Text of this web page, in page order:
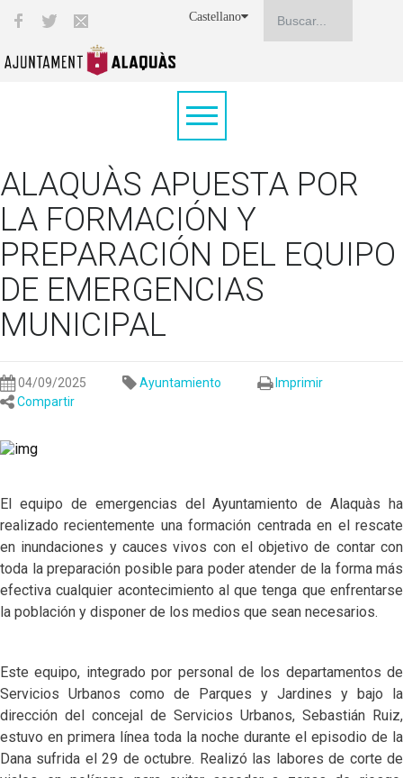
Castellano
ALAQUÀS APUESTA POR
LA FORMACIÓN Y
PREPARACIÓN DEL EQUIPO
DE EMERGENCIAS
MUNICIPAL
04/09/2025 Ayuntamiento
Imprimir
Compartir
El equipo de emergencias del Ayuntamiento de Alaquàs ha
realizado recientemente una formación centrada en el rescate
en inundaciones y cauces vivos con el objetivo de contar con
toda la preparación posible para poder atender de la forma más
efectiva cualquier acontecimiento al que tenga que enfrentarse
la población y disponer de los medios que sean necesarios.
Este equipo, integrado por personal de los departamentos de
Servicios Urbanos como de Parques y Jardines y bajo la
dirección del concejal de Servicios Urbanos, Sebastián Ruiz,
estuvo en primera línea toda la noche durante el episodio de la
Dana sufrida el 29 de octubre. Realizó las labores de corte de